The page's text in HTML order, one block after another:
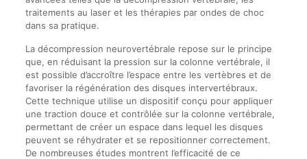
traitements au laser et les thérapies par ondes de choc
dans sa pratique.
La décompression neurovertébrale repose sur le principe
que, en réduisant la pression sur la colonne vertébrale, il
est possible d’accroître l’espace entre les vertèbres et de
favoriser la régénération des disques intervertébraux.
Cette technique utilise un dispositif conçu pour appliquer
une traction douce et contrôlée sur la colonne vertébrale,
permettant de créer un espace dans lequel les disques
peuvent se réhydrater et se repositionner correctement.
De nombreuses études montrent l’efficacité de ce